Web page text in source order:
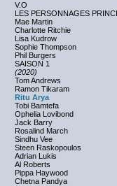
V.O
LES PERSONNAGES
Mae Martin
Charlotte Ritchie
Lisa Kudrow
Sophie Thompson
Phil Burgers
SAISON 1
(2020)
Tom Andrews
Ramon Tikaram
Ritu Arya
Tobi Bamtefa
Ophelia Lovibond
Jack Barry
Rosalind March
Sindhu Vee
Steen Raskopoulos
Adrian Lukis
Al Roberts
Pippa Haywood
Chetna Pandya